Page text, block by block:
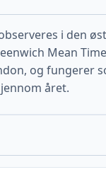
i den
Mean
og fungerer
året.